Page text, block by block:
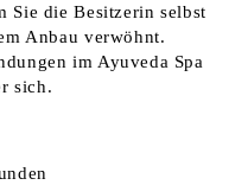
Sie die Besitzerin selbst
Anbau verwöhnt.
im Ayuveda Spa
sich.